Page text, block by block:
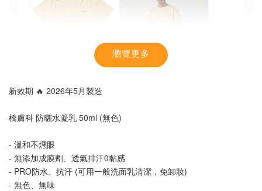
【MYSTIC】潮流T恤 舒適涼感 土耳其棉
瀏覽更多
新效期 🔥 2026年5月製造
橋膚科 防曬水凝乳 50ml (無色)
- 溫和不燻眼
- 無添加成膜劑、透氣排汗0黏感
- PRO防水、抗汗 (可用一般洗面乳清潔，免卸妝)
- 無色、無味